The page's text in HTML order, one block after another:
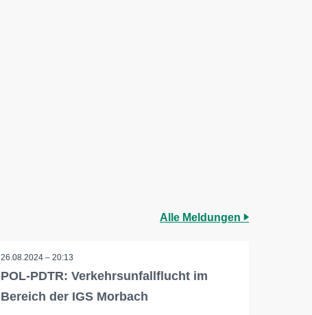
Alle Meldungen
26.08.2024 – 20:13
POL-PDTR: Verkehrsunfallflucht im
Bereich der IGS Morbach